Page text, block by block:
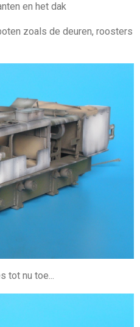
en het dak
zoals de deuren, roosters
tot nu toe...